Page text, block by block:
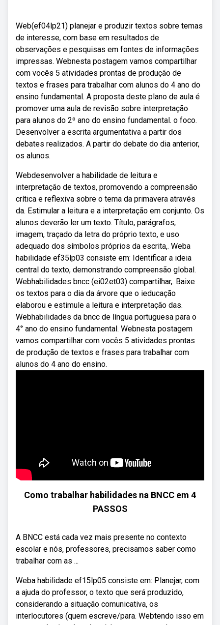
Web(ef04lp21) planejar e produzir textos sobre temas
de interesse, com base em resultados de
observações e pesquisas em fontes de informações
impressas. Webnesta postagem vamos compartilhar
com vocês 5 atividades prontas de produção de
textos e frases para trabalhar com alunos do 4 ano do
ensino fundamental. A proposta deste plano de aula é
promover uma aula de revisão sobre interpretação
para alunos do 2º ano do ensino fundamental. o foco.
Desenvolver a escrita argumentativa a partir dos
debates realizados. A partir do debate do dia anterior,
os alunos.
Webdesenvolver a habilidade de leitura e
interpretação de textos, promovendo a compreensão
crítica e reflexiva sobre o tema da primavera através
da. Estimular a leitura e a interpretação em conjunto. Os
alunos deverão ler um texto. Título, parágrafos,
imagem, traçado da letra do próprio texto, e uso
adequado dos símbolos próprios da escrita,. Weba
habilidade ef35lp03 consiste em: Identificar a ideia
central do texto, demonstrando compreensão global.
Webhabilidades bncc (ei02et03) compartilhar,. Baixe
os textos para o dia da árvore que o ieducação
elaborou e estimule a leitura e interpretação das.
Webhabilidades da bncc de língua portuguesa para o
4° ano do ensino fundamental. Webnesta postagem
vamos compartilhar com vocês 5 atividades prontas
de produção de textos e frases para trabalhar com
alunos do 4 ano do ensino.
Como trabalhar habilidades na BNCC em 4
PASSOS
A BNCC está cada vez mais presente no contexto
escolar e nós, professores, precisamos saber como
trabalhar com as ...
Weba habilidade ef15lp05 consiste em: Planejar, com
a ajuda do professor, o texto que será produzido,
considerando a situação comunicativa, os
interlocutores (quem escreve/para. Webtendo isso em